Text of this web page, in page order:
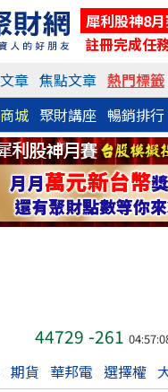
犀利股神8
註冊完成任
章 焦點文章 熱門標籤
城 聚財講座 暢銷排行
44729 -261
期貨 華邦電 選擇權